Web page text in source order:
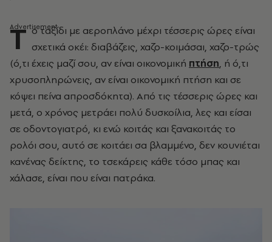
Τ ο ταξίδι με αεροπλάνο μέχρι τέσσερις ώρες είναι
σχετικά οκέι: διαβάζεις, χαζο-κοιμάσαι, χαζο-τρώς
(ό,τι έχεις μαζί σου, αν είναι οικονομική πτήση, ή ό,τι
χρυσοπληρώνεις, αν είναι οικονομική πτήση και σε
κόψει πείνα απροσδόκητα). Από τις τέσσερις ώρες και
μετά, ο χρόνος μετράει πολύ δυσκοίλια, λες και είσαι
σε οδοντογιατρό, κι ενώ κοιτάς και ξανακοιτάς το
ρολόι σου, αυτό σε κοιτάει σα βλαμμένο, δεν κουνιέται
κανένας δείκτης, το τσεκάρεις κάθε τόσο μπας και
χάλασε, είναι που είναι πατράκα.